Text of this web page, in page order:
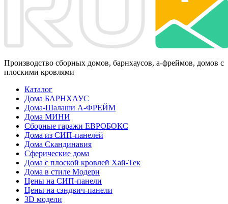
Производство сборных домов, барнхаусов, а-фреймов, домов с
плоскими кровлями
Каталог
Дома БАРНХАУС
Дома-Шалаши А-ФРЕЙМ
Дома МИНИ
Сборные гаражи ЕВРОБОКС
Дома из СИП-панелей
Дома Скандинавия
Сферические дома
Дома с плоской кровлей Хай-Тек
Дома в стиле Модерн
Цены на СИП-панели
Цены на сэндвич-панели
3D модели